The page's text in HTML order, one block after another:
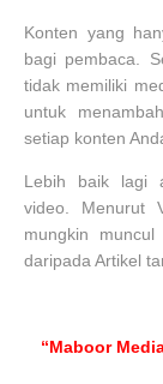
Konten yang
bagi pembaca.
tidak memiliki
untuk
setiap konten
Lebih baik lagi
video. Menurut
mungkin
daripada Artikel
“Maboor